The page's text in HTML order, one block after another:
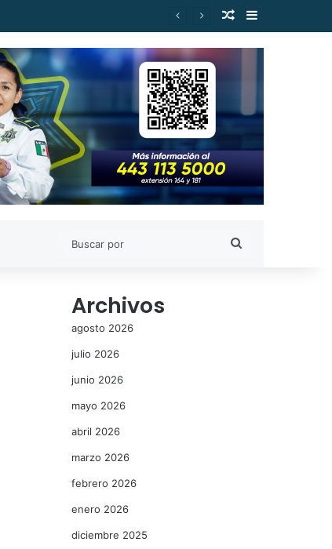
Publicación al
Barra lateral
Archivos
agosto 2026
julio 2026
junio 2026
mayo 2026
abril 2026
marzo 2026
febrero 2026
enero 2026
diciembre 2025